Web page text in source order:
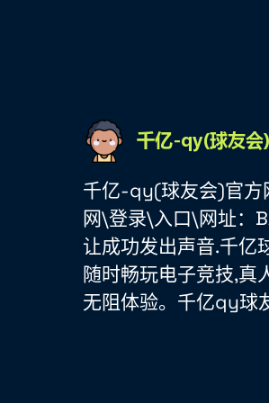
千亿-qy(球友会)官方
网\登录\入口\网址：
让成功发出声音.千亿
随时畅玩电子竞技,真
无阻体验。千亿qy球